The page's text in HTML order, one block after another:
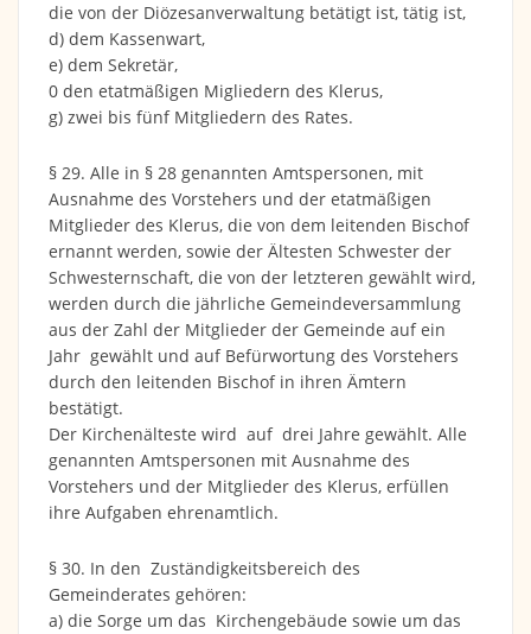
die von der Diözesanverwaltung betätigt ist, tätig ist,
d) dem Kassenwart,
e) dem Sekretär,
0 den etatmäßigen Migliedern des Klerus,
g) zwei bis fünf Mitgliedern des Rates.
§ 29. Alle in § 28 genannten Amtspersonen, mit
Ausnahme des Vorstehers und der etatmäßigen
Mitglieder des Klerus, die von dem leitenden Bischof
ernannt werden, sowie der Ältesten Schwester der
Schwesternschaft, die von der letzteren gewählt wird,
werden durch die jährliche Gemeindeversammlung
aus der Zahl der Mitglieder der Gemeinde auf ein
Jahr gewählt und auf Befürwortung des Vorstehers
durch den leitenden Bischof in ihren Ämtern
bestätigt.
Der Kirchenälteste wird auf drei Jahre gewählt. Alle
genannten Amtspersonen mit Ausnahme des
Vorstehers und der Mitglieder des Klerus, erfüllen
ihre Aufgaben ehrenamtlich.
§ 30. In den Zuständigkeitsbereich des
Gemeinderates gehören:
a) die Sorge um das Kirchengebäude sowie um das